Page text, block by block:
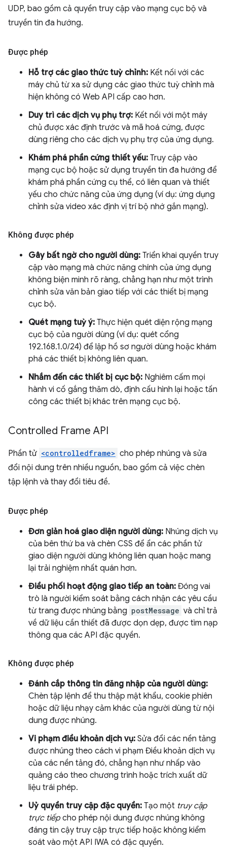
UDP, bao gồm cả quyền truy cập vào mạng cục bộ và
truyền tin đa hướng.
Được phép
Hỗ trợ các giao thức tuỳ chỉnh: Kết nối với các
máy chủ từ xa sử dụng các giao thức tuỳ chỉnh mà
hiện không có Web API cấp cao hơn.
Duy trì các dịch vụ phụ trợ: Kết nối với một máy
chủ được xác định trước và mã hoá cứng, được
dùng riêng cho các dịch vụ phụ trợ của ứng dụng.
Khám phá phần cứng thiết yếu: Truy cập vào
mạng cục bộ hoặc sử dụng truyền tin đa hướng để
khám phá phần cứng cụ thể, có liên quan và thiết
yếu cho chức năng của ứng dụng (ví dụ: ứng dụng
chỉnh sửa video xác định vị trí bộ nhớ gắn mạng).
Không được phép
Gây bất ngờ cho người dùng: Triển khai quyền truy
cập vào mạng mà chức năng chính của ứng dụng
không biện minh rõ ràng, chẳng hạn như một trình
chỉnh sửa văn bản giao tiếp với các thiết bị mạng
cục bộ.
Quét mạng tuỳ ý: Thực hiện quét diện rộng mạng
cục bộ của người dùng (ví dụ: quét cổng
192.168.1.0/24) để lập hồ sơ người dùng hoặc khám
phá các thiết bị không liên quan.
Nhắm đến các thiết bị cục bộ: Nghiêm cấm mọi
hành vi cố gắng thăm dò, định cấu hình lại hoặc tấn
công các thiết bị khác trên mạng cục bộ.
Controlled Frame API
Phần tử <controlledframe> cho phép nhúng và sửa
đổi nội dung trên nhiều nguồn, bao gồm cả việc chèn
tập lệnh và thay đổi tiêu đề.
Được phép
Đơn giản hoá giao diện người dùng: Nhúng dịch vụ
của bên thứ ba và chèn CSS để ẩn các phần tử
giao diện người dùng không liên quan hoặc mang
lại trải nghiệm nhất quán hơn.
Điều phối hoạt động giao tiếp an toàn: Đóng vai
trò là người kiểm soát bằng cách nhận các yêu cầu
từ trang được nhúng bằng postMessage và chỉ trả
về dữ liệu cần thiết đã được dọn dẹp, được tìm nạp
thông qua các API đặc quyền.
Không được phép
Đánh cắp thông tin đăng nhập của người dùng:
Chèn tập lệnh để thu thập mật khẩu, cookie phiên
hoặc dữ liệu nhạy cảm khác của người dùng từ nội
dung được nhúng.
Vi phạm điều khoản dịch vụ: Sửa đổi các nền tảng
được nhúng theo cách vi phạm Điều khoản dịch vụ
của các nền tảng đó, chẳng hạn như nhấp vào
quảng cáo theo chương trình hoặc trích xuất dữ
liệu trái phép.
Uỷ quyền truy cập đặc quyền: Tạo một truy cập
trực tiếpcho phép nội dung được nhúng không
đáng tin cậy truy cập trực tiếp hoặc không kiểm
soát vào một API IWA có đặc quyền.